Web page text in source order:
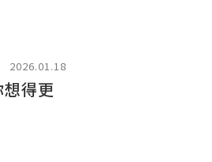
2026.01.18
得更